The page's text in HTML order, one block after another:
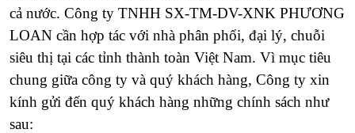
cả nước. Công ty TNHH SX-TM-DV-XNK PHƯƠNG
LOAN cần hợp tác với nhà phân phối, đại lý, chuỗi
siêu thị tại các tỉnh thành toàn Việt Nam. Vì mục tiêu
chung giữa công ty và quý khách hàng, Công ty xin
kính gửi đến quý khách hàng những chính sách như
sau: